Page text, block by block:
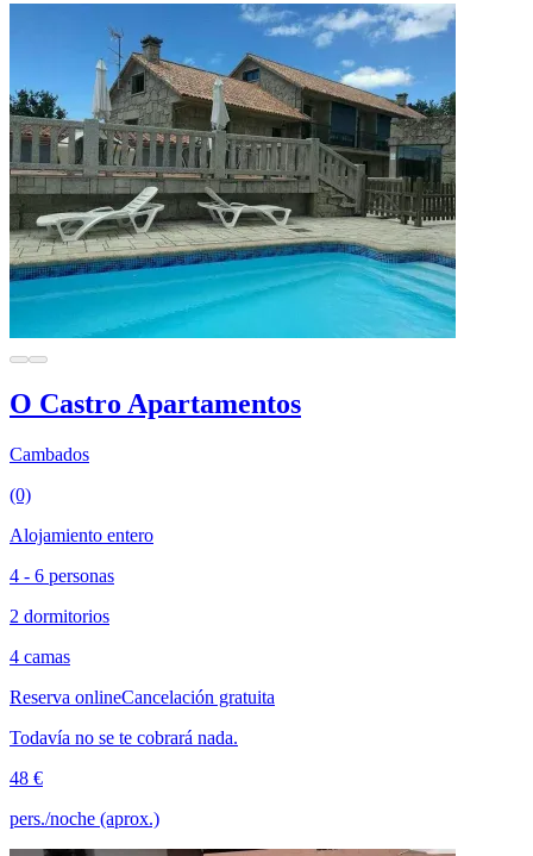
O Castro Apartamentos
Cambados
(0)
Alojamiento entero
4 - 6 personas
2 dormitorios
4 camas
Reserva onlineCancelación gratuita
Todavía no se te cobrará nada.
48 €
pers./noche (aprox.)